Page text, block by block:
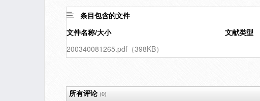
条目包含的文件
文件名称/大小
文献类型
200340081265.pdf（398KB）
所有评论(0)